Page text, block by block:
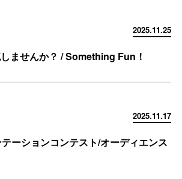
2025.11.25
ませんか？ / Something Fun！
2025.11.17
ーションコンテスト/オーディエンス